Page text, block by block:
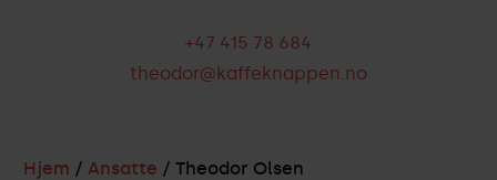
+47 415 78 684
theodor@kaffeknappen.no
Hjem / Ansatte / Theodor Olsen